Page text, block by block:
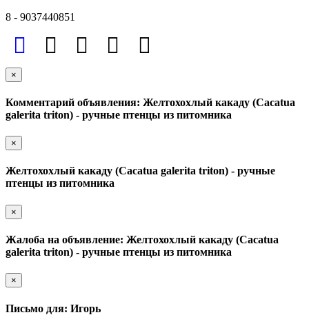
8 - 9037440851
×
Комментарий объявления: Желтохохлый какаду (Сacatua
galerita triton) - ручные птенцы из питомника
×
Желтохохлый какаду (Сacatua galerita triton) - ручные
птенцы из питомника
×
Жалоба на объявление: Желтохохлый какаду (Сacatua
galerita triton) - ручные птенцы из питомника
×
Письмо для: Игорь